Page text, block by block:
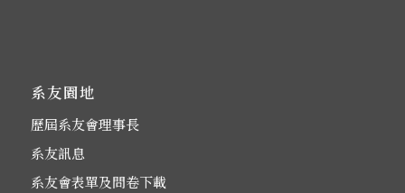
系友園地
歷屆系友會理事長
系友訊息
系友會表單及問卷下載